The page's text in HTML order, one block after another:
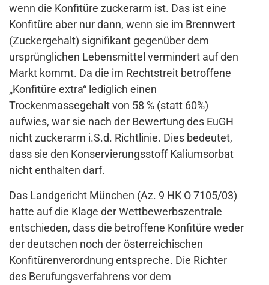
wenn die Konfitüre zuckerarm ist. Das ist eine
Konfitüre aber nur dann, wenn sie im Brennwert
(Zuckergehalt) signifikant gegenüber dem
ursprünglichen Lebensmittel vermindert auf den
Markt kommt. Da die im Rechtstreit betroffene
„Konfitüre extra“ lediglich einen
Trockenmassegehalt von 58 % (statt 60%)
aufwies, war sie nach der Bewertung des EuGH
nicht zuckerarm i.S.d. Richtlinie. Dies bedeutet,
dass sie den Konservierungsstoff Kaliumsorbat
nicht enthalten darf.
Das Landgericht München (Az. 9 HK O 7105/03)
hatte auf die Klage der Wettbewerbszentrale
entschieden, dass die betroffene Konfitüre weder
der deutschen noch der österreichischen
Konfitürenverordnung entspreche. Die Richter
des Berufungsverfahrens vor dem